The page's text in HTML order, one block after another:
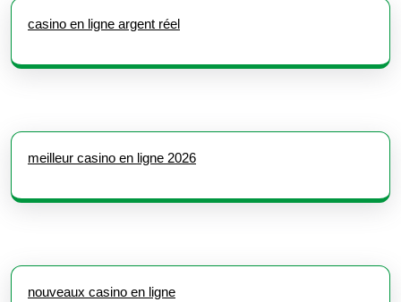
casino en ligne argent réel
meilleur casino en ligne 2026
nouveaux casino en ligne